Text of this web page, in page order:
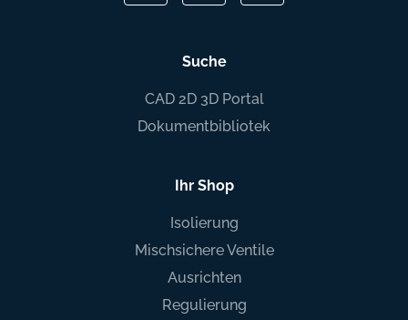
Suche
CAD 2D 3D Portal
Dokumentbibliotek
Ihr Shop
Isolierung
Mischsichere Ventile
Ausrichten
Regulierung